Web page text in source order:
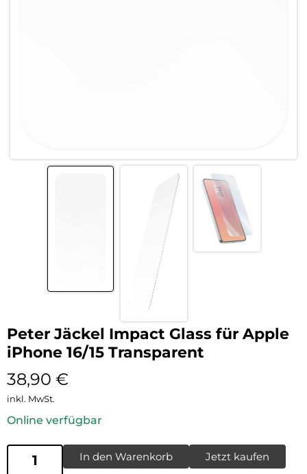
Peter Jäckel Impact Glass für Apple
iPhone 16/15 Transparent
38,90 €
inkl. MwSt.
Online verfügbar
In den Warenkorb Jetzt kaufen